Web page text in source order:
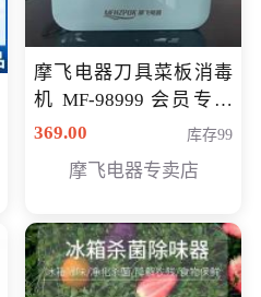
摩飞电器刀具菜板消毒
机 MF-98999 会员专享
价286元
369.00 库存99
摩飞电器专卖店